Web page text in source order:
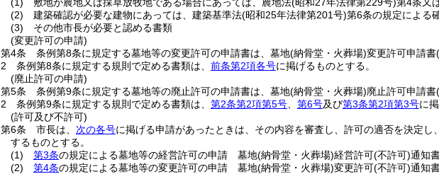
(2)
建築確認が必要な建物にあっては、建築基準法(昭和25年法律第201号)第6条の規定による
(3)
その他市長が必要と認める書類
(変更許可の申請)
第4条
条例第8条に規定する墓地等の変更許可の申請書は、墓地(納骨堂・火葬場)変更許可申請書(
2
条例第8条に規定する規則で定める書類は、 前条第2項各号に掲げるものとする。
(廃止許可の申請)
第5条
条例第9条に規定する墓地等の廃止許可の申請書は、墓地(納骨堂・火葬場)廃止許可申請書(
2
条例第9条に規定する規則で定める書類は、 第2条第2項第5号 第6号及び第3条第2項第3号に
(許可及び不許可)
第6条
市長は、 次の各号に掲げる申請があったときは、その内容を審査し、許可の適否を決定し、
するものとする。
(1)
第3条の規定による墓地等の経営許可の申請 墓地(納骨堂・火葬場)経営許可(不許可)通知
(2)
第4条の規定による墓地等の変更許可の申請 墓地(納骨堂・火葬場)変更許可(不許可)通知